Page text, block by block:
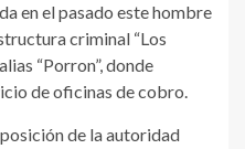
en el pasado este hombre
criminal “Los
“Porron”, donde
de oficinas de cobro.
de la autoridad